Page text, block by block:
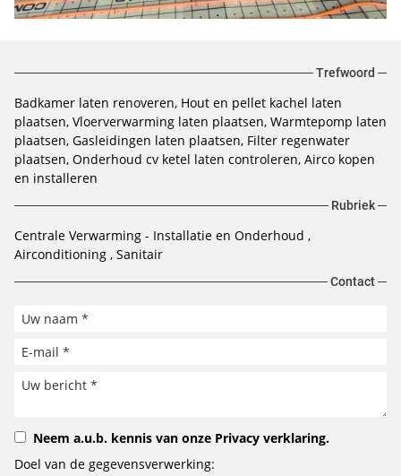
Trefwoord
Badkamer laten renoveren Hout en pellet kachel laten
plaatsen Vloerverwarming laten plaatsen Warmtepomp laten
plaatsen Gasleidingen laten plaatsen Filter regenwater
plaatsen Onderhoud cv ketel laten controleren Airco kopen
en installeren
Rubriek
Centrale Verwarming - Installatie en Onderhoud
Airconditioning Sanitair
Contact
Neem a.u.b. kennis van onze Privacy verklaring.
Doel van de gegevensverwerking: